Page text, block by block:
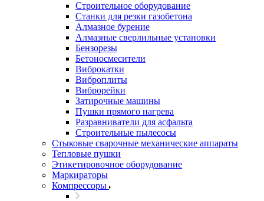
Строительное оборудование
Станки для резки газобетона
Алмазное бурение
Алмазные сверлильные установки
Бензорезы
Бетоносмесители
Виброкатки
Виброплиты
Виброрейки
Затирочные машины
Пушки прямого нагрева
Разравниватели для асфальта
Строительные пылесосы
Стыковые сварочные механические аппараты
Тепловые пушки
Этикетировочное оборудование
Маркираторы
Компрессоры